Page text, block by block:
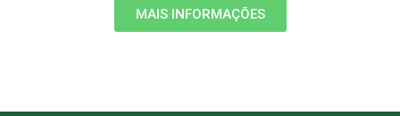
MAIS INFORMAÇÕES